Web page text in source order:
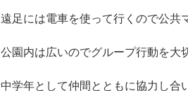
遠足には電車を使って行くので公共
公園内は広いのでグループ行動を大
中学年として仲間とともに協力し合